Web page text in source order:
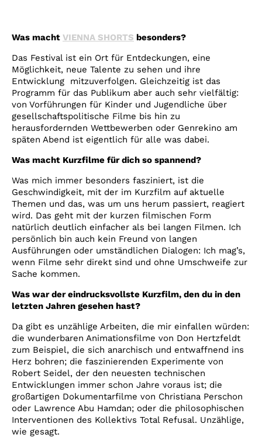
Was macht VIENNA SHORTS besonders?
Das Festival ist ein Ort für Entdeckungen, eine
Möglichkeit, neue Talente zu sehen und ihre
Entwicklung mitzuverfolgen. Gleichzeitig ist das
Programm für das Publikum aber auch sehr vielfältig:
von Vorführungen für Kinder und Jugendliche über
gesellschaftspolitische Filme bis hin zu
herausfordernden Wettbewerben oder Genrekino am
späten Abend ist eigentlich für alle was dabei.
Was macht Kurzfilme für dich so spannend?
Was mich immer besonders fasziniert, ist die
Geschwindigkeit, mit der im Kurzfilm auf aktuelle
Themen und das, was um uns herum passiert, reagiert
wird. Das geht mit der kurzen filmischen Form
natürlich deutlich einfacher als bei langen Filmen. Ich
persönlich bin auch kein Freund von langen
Ausführungen oder umständlichen Dialogen: Ich mag’s,
wenn Filme sehr direkt sind und ohne Umschweife zur
Sache kommen.
Was war der eindrucksvollste Kurzfilm, den du in den
letzten Jahren gesehen hast?
Da gibt es unzählige Arbeiten, die mir einfallen würden:
die wunderbaren Animationsfilme von Don Hertzfeldt
zum Beispiel, die sich anarchisch und entwaffnend ins
Herz bohren; die faszinierenden Experimente von
Robert Seidel, der den neuesten technischen
Entwicklungen immer schon Jahre voraus ist; die
großartigen Dokumentarfilme von Christiana Perschon
oder Lawrence Abu Hamdan; oder die philosophischen
Interventionen des Kollektivs Total Refusal. Unzählige,
wie gesagt.